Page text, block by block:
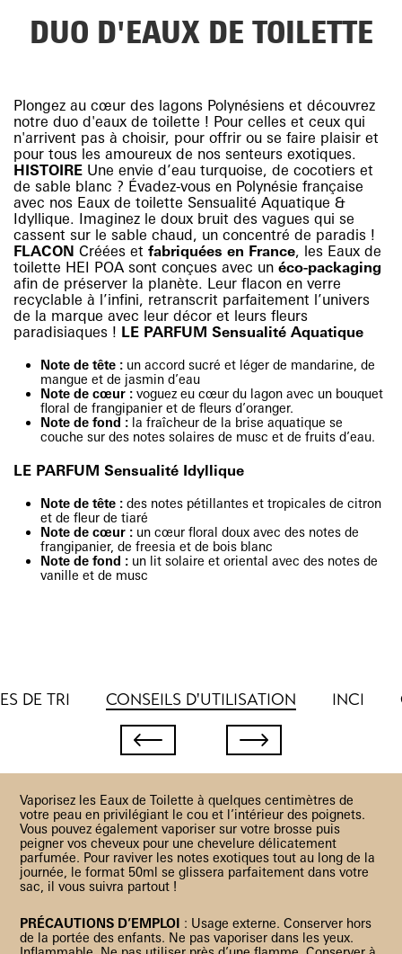
DUO D'EAUX DE TOILETTE
Plongez au cœur des lagons Polynésiens et découvrez
notre duo d'eaux de toilette ! Pour celles et ceux qui
n'arrivent pas à choisir, pour offrir ou se faire plaisir et
pour tous les amoureux de nos senteurs exotiques.
HISTOIRE Une envie d’eau turquoise, de cocotiers et
de sable blanc ? Évadez-vous en Polynésie française
avec nos Eaux de toilette Sensualité Aquatique &
Idyllique. Imaginez le doux bruit des vagues qui se
cassent sur le sable chaud, un concentré de paradis !
FLACON Créées et fabriquées en France, les Eaux de
toilette HEI POA sont conçues avec un éco-packaging
afin de préserver la planète. Leur flacon en verre
recyclable à l’infini, retranscrit parfaitement l’univers
de la marque avec leur décor et leurs fleurs
paradisiaques ! LE PARFUM Sensualité Aquatique
Note de tête : un accord sucré et léger de mandarine, de
mangue et de jasmin d’eau
Note de cœur : voguez eu cœur du lagon avec un bouquet
floral de frangipanier et de fleurs d’oranger.
Note de fond : la fraîcheur de la brise aquatique se
couche sur des notes solaires de musc et de fruits d’eau.
LE PARFUM Sensualité Idyllique
Note de tête : des notes pétillantes et tropicales de citron
et de fleur de tiaré
Note de cœur : un cœur floral doux avec des notes de
frangipanier, de freesia et de bois blanc
Note de fond : un lit solaire et oriental avec des notes de
vanille et de musc
DE TRI CONSEILS D'UTILISATION INCI
Vaporisez les Eaux de Toilette à quelques centimètres de
votre peau en privilégiant le cou et l’intérieur des poignets.
Vous pouvez également vaporiser sur votre brosse puis
peigner vos cheveux pour une chevelure délicatement
parfumée. Pour raviver les notes exotiques tout au long de la
journée, le format 50ml se glissera parfaitement dans votre
sac, il vous suivra partout !
PRÉCAUTIONS D’EMPLOI : Usage externe. Conserver hors
de la portée des enfants. Ne pas vaporiser dans les yeux.